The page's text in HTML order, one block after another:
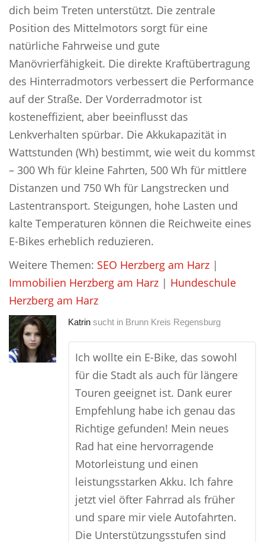
dich beim Treten unterstützt. Die zentrale
Position des Mittelmotors sorgt für eine
natürliche Fahrweise und gute
Manövrierfähigkeit. Die direkte Kraftübertragung
des Hinterradmotors verbessert die Performance
auf der Straße. Der Vorderradmotor ist
kosteneffizient, aber beeinflusst das
Lenkverhalten spürbar. Die Akkukapazität in
Wattstunden (Wh) bestimmt, wie weit du kommst
– 300 Wh für kleine Fahrten, 500 Wh für mittlere
Distanzen und 750 Wh für Langstrecken und
Lastentransport. Steigungen, hohe Lasten und
kalte Temperaturen können die Reichweite eines
E-Bikes erheblich reduzieren.
Weitere Themen: SEO Herzberg am Harz |
Immobilien Herzberg am Harz | Hundeschule
Herzberg am Harz
Katrin sucht in Brunn Kreis Regensburg
Ich wollte ein E-Bike, das sowohl
für die Stadt als auch für längere
Touren geeignet ist. Dank eurer
Empfehlung habe ich genau das
Richtige gefunden! Mein neues
Rad hat eine hervorragende
Motorleistung und einen
leistungsstarken Akku. Ich fahre
jetzt viel öfter Fahrrad als früher
und spare mir viele Autofahrten.
Die Unterstützungsstufen sind